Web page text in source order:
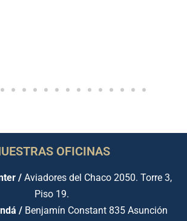
OFICINAS
/ Aviadores del Chaco 2050. Torre 3,
Piso 19.
/ Benjamín Constant 835 Asunción